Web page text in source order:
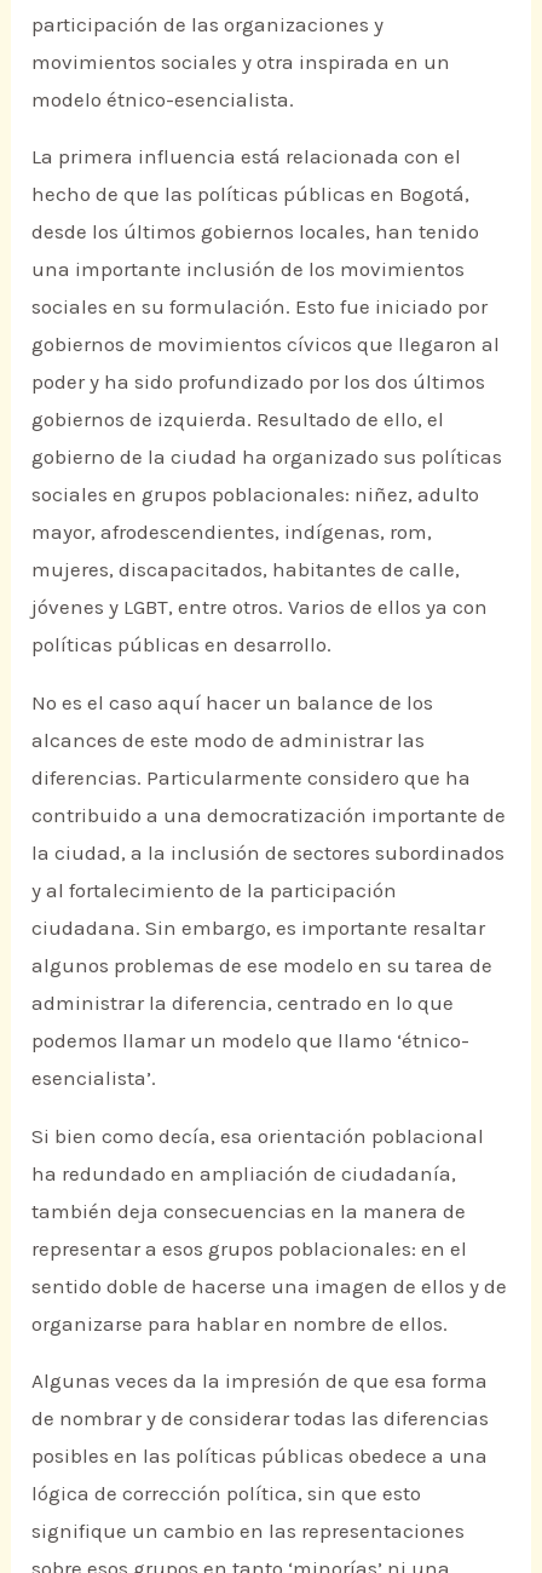
participación de las organizaciones y
movimientos sociales y otra inspirada en un
modelo étnico-esencialista.
La primera influencia está relacionada con el
hecho de que las políticas públicas en Bogotá,
desde los últimos gobiernos locales, han tenido
una importante inclusión de los movimientos
sociales en su formulación. Esto fue iniciado por
gobiernos de movimientos cívicos que llegaron al
poder y ha sido profundizado por los dos últimos
gobiernos de izquierda. Resultado de ello, el
gobierno de la ciudad ha organizado sus políticas
sociales en grupos poblacionales: niñez, adulto
mayor, afrodescendientes, indígenas, rom,
mujeres, discapacitados, habitantes de calle,
jóvenes y LGBT, entre otros. Varios de ellos ya con
políticas públicas en desarrollo.
No es el caso aquí hacer un balance de los
alcances de este modo de administrar las
diferencias. Particularmente considero que ha
contribuido a una democratización importante de
la ciudad, a la inclusión de sectores subordinados
y al fortalecimiento de la participación
ciudadana. Sin embargo, es importante resaltar
algunos problemas de ese modelo en su tarea de
administrar la diferencia, centrado en lo que
podemos llamar un modelo que llamo ‘étnico-
esencialista’.
Si bien como decía, esa orientación poblacional
ha redundado en ampliación de ciudadanía,
también deja consecuencias en la manera de
representar a esos grupos poblacionales: en el
sentido doble de hacerse una imagen de ellos y de
organizarse para hablar en nombre de ellos.
Algunas veces da la impresión de que esa forma
de nombrar y de considerar todas las diferencias
posibles en las políticas públicas obedece a una
lógica de corrección política, sin que esto
signifique un cambio en las representaciones